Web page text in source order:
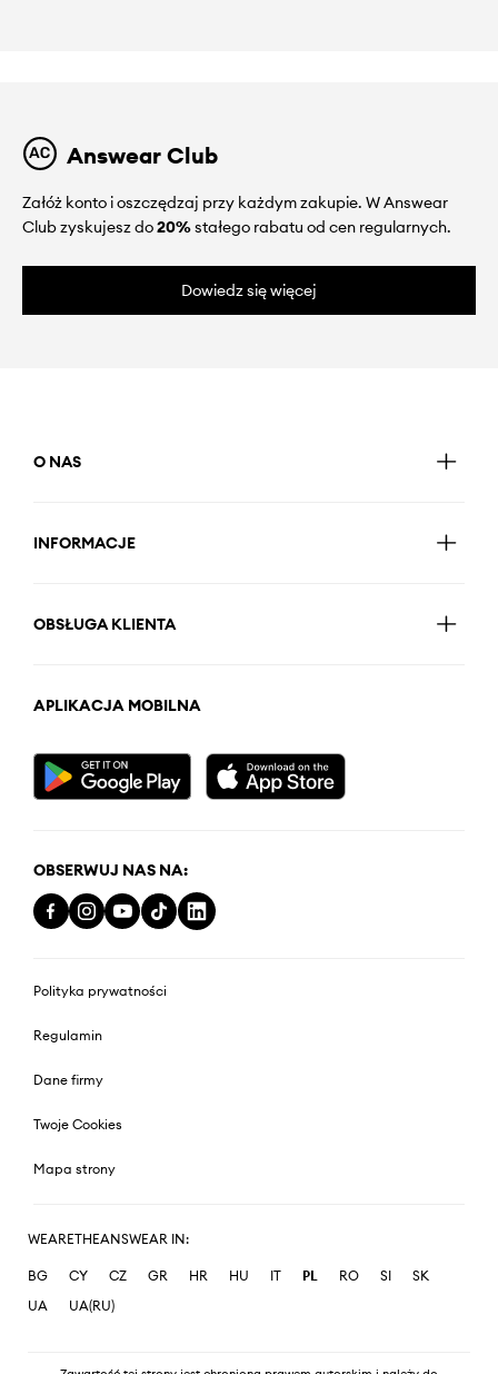
Answear Club
Załóż konto i oszczędzaj przy każdym zakupie. W Answear
Club zyskujesz do20%stałego rabatu od cen regularnych.
Dowiedz się więcej
O NAS
INFORMACJE
OBSŁUGA KLIENTA
APLIKACJA MOBILNA
OBSERWUJ NAS NA:
Polityka prywatności
Regulamin
Dane firmy
Twoje Cookies
Mapa strony
WEARETHEANSWEAR IN:
BG CY CZ GR HR HU IT PL RO SI
SK
UA
UA(RU)